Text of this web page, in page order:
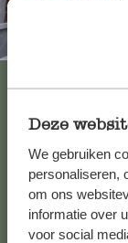
Deze
We gebruiken
personaliseren,
om ons
informatie over
voor social
Falls Sie Fragen
Sie sich bitte an